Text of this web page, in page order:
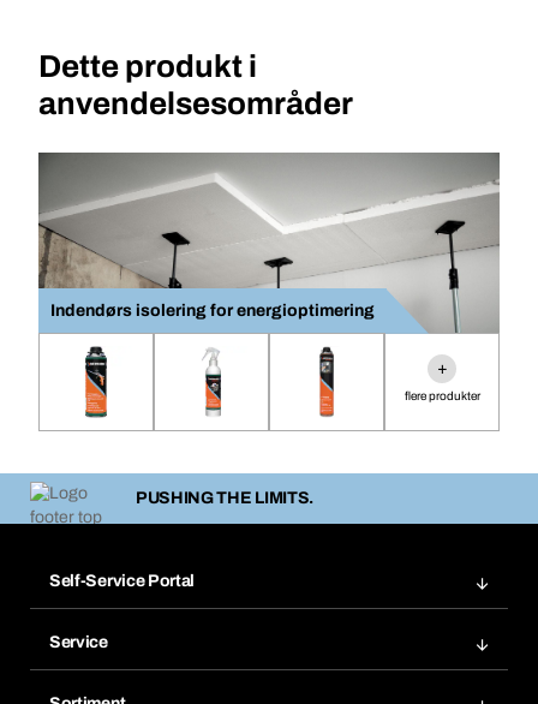
Dette produkt i
anvendelsesområder
Indendørs isolering for energioptimering
+
flere produkter
PUSHING THE LIMITS.
Self-Service Portal
Favoritter
Service